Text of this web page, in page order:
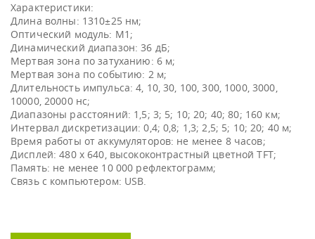
Характеристики:
Длина волны: 1310±25 нм;
Оптический модуль: М1;
Динамический диапазон: 36 дБ;
Мертвая зона по затуханию: 6 м;
Мертвая зона по событию: 2 м;
Длительность импульса: 4, 10, 30, 100, 300, 1000, 3000,
10000, 20000 нс;
Диапазоны расстояний: 1,5; 3; 5; 10; 20; 40; 80; 160 км;
Интервал дискретизации: 0,4; 0,8; 1,3; 2,5; 5; 10; 20; 40 м;
Время работы от аккумуляторов: не менее 8 часов;
Дисплей: 480 х 640, высококонтрастный цветной TFT;
Память: не менее 10 000 рефлектограмм;